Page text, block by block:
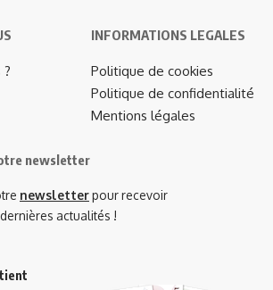
INFORMATIONS LEGALES
Politique de cookies
Politique de confidentialité
Mentions légales
newsletter
newsletterpour recevoir
actualités !